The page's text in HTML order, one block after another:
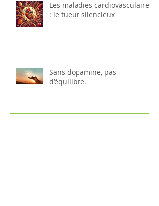
Les maladies cardiovasculaires
: le tueur silencieux
Sans dopamine, pas
d’équilibre.